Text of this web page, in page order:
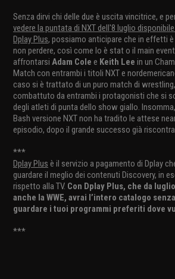
Senza dirvi chi delle due è uscita vincitrice, e
vedere la puntata di NXT dell'8 luglio
Dplay Plus, possiamo anticipare che in effetti
non perdere, così come lo è stat o il main
affrontarsi Adam Cole e Keith Lee in un
Match con entrambi i titoli NXT e
caso si è trattato di un puro match di
combattuto da entrambi i protagonisti che si
degli atleti di punta dello show giallo.
Bash versione NXT non ha tradito le attese
episodio, dopo il grande successo già
***
Dplay Plus è il servizio a pagamento di Dplay
guardare il meglio dei contenuti Discovery, in
rispetto alla TV. Con Dplay Plus, che da
anche la WWE, avrai l’intero catalogo
guardare i tuoi programmi preferiti dove
***